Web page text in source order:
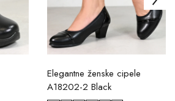
Elegantne ženske cipele
A18202-2 Black